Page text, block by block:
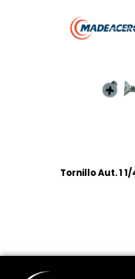
Tornillo Aut. 1 1/